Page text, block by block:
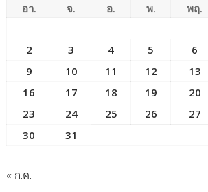
อา. จ. อ. พ. พฤ.
2
3 4 5 6
9
10 11 12 13
16
17 18 19 20
23
24 25 26 27
30
31
« ก.ค.